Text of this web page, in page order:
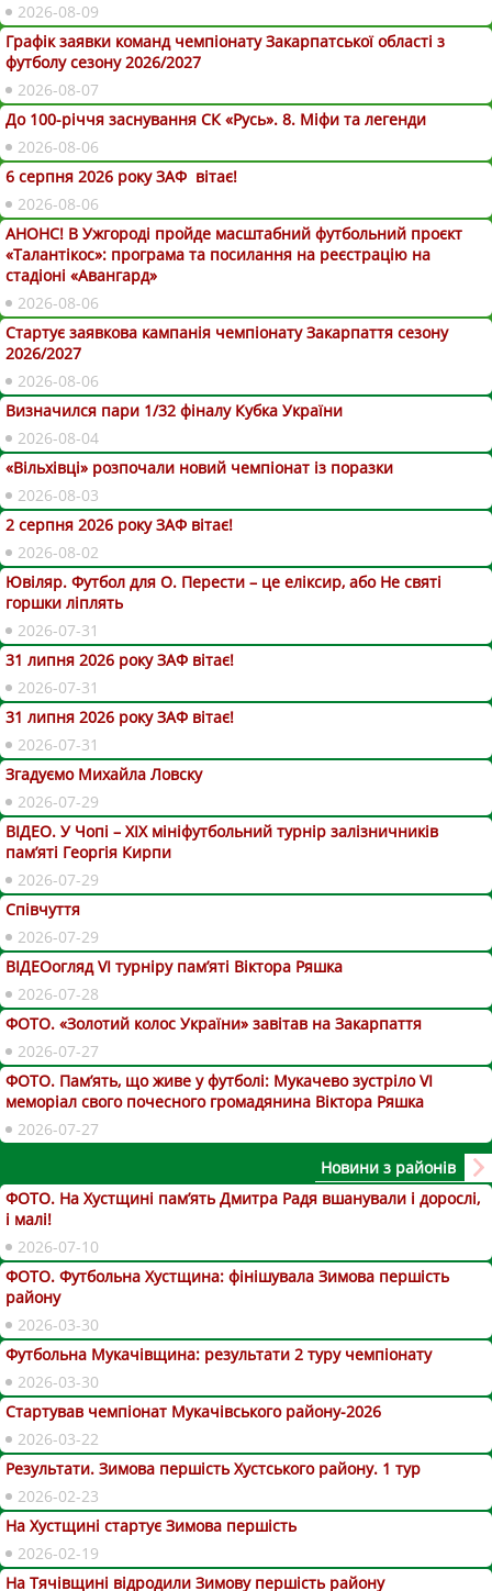
2026-08-09
Графік заявки команд чемпіонату Закарпатської області з
футболу сезону 2026/2027
2026-08-07
До 100-річчя заснування СК «Русь». 8. Міфи та легенди
2026-08-06
6 серпня 2026 року ЗАФ вітає!
2026-08-06
АНОНС! В Ужгороді пройде масштабний футбольний проєкт
«Талантікос»: програма та посилання на реєстрацію на
стадіоні «Авангард»
2026-08-06
Стартує заявкова кампанія чемпіонату Закарпаття сезону
2026/2027
2026-08-06
Визначился пари 1/32 фіналу Кубка України
2026-08-04
«Вільхівці» розпочали новий чемпіонат із поразки
2026-08-03
2 серпня 2026 року ЗАФ вітає!
2026-08-02
Ювіляр. Футбол для О. Перести – це еліксир, або Не святі
горшки ліплять
2026-07-31
31 липня 2026 року ЗАФ вітає!
2026-07-31
31 липня 2026 року ЗАФ вітає!
2026-07-31
Згадуємо Михайла Ловску
2026-07-29
ВІДЕО. У Чопі – ХІХ мініфутбольний турнір залізничників
пам’яті Георгія Кирпи
2026-07-29
Співчуття
2026-07-29
ВІДЕОогляд VІ турніру пам’яті Віктора Ряшка
2026-07-28
ФОТО. «Золотий колос України» завітав на Закарпаття
2026-07-27
ФОТО. Пам’ять, що живе у футболі: Мукачево зустріло VI
меморіал свого почесного громадянина Віктора Ряшка
2026-07-27
Новини з районів
ФОТО. На Хустщині пам’ять Дмитра Радя вшанували і дорослі,
і малі!
2026-07-10
ФОТО. Футбольна Хустщина: фінішувала Зимова першість
району
2026-03-30
Футбольна Мукачівщина: результати 2 туру чемпіонату
2026-03-30
Стартував чемпіонат Мукачівського району-2026
2026-03-22
Результати. Зимова першість Хустського району. 1 тур
2026-02-23
На Хустщині стартує Зимова першість
2026-02-19
На Тячівщині відродили Зимову першість району